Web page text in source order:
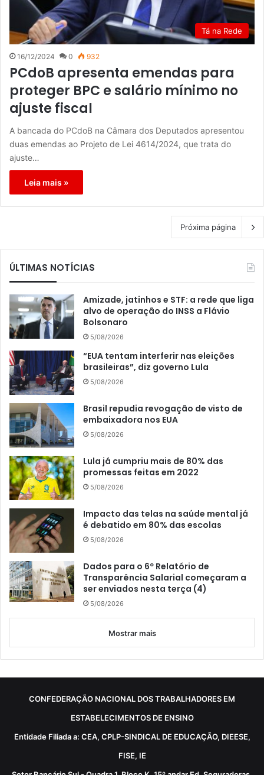
Tá na Rede
16/12/2024 0 932
PCdoB apresenta emendas para
proteger BPC e salário mínimo no
ajuste fiscal
A bancada do PCdoB na Câmara dos Deputados apresentou
duas emendas ao Projeto de Lei 4614/2024, que trata do
ajuste…
Leia mais »
Próxima página
ÚLTIMAS NOTÍCIAS
Amizade, jatinhos e STF: a rede que liga
alvo de operação do INSS a Flávio
Bolsonaro
5/08/2026
“EUA tentam interferir nas eleições
brasileiras”, diz governo Lula
5/08/2026
Brasil repudia revogação de visto de
embaixadora nos EUA
5/08/2026
Lula já cumpriu mais de 80% das
promessas feitas em 2022
5/08/2026
Impacto das telas na saúde mental já
é debatido em 80% das escolas
5/08/2026
Dados para o 6º Relatório de
Transparência Salarial começaram a
ser enviados nesta terça (4)
5/08/2026
Mostrar mais
CONFEDERAÇÃO NACIONAL DOS TRABALHADORES EM
ESTABELECIMENTOS DE ENSINO
Entidade Filiada a: CEA, CPLP-SINDICAL DE EDUCAÇÃO, DIEESE,
FISE, IE